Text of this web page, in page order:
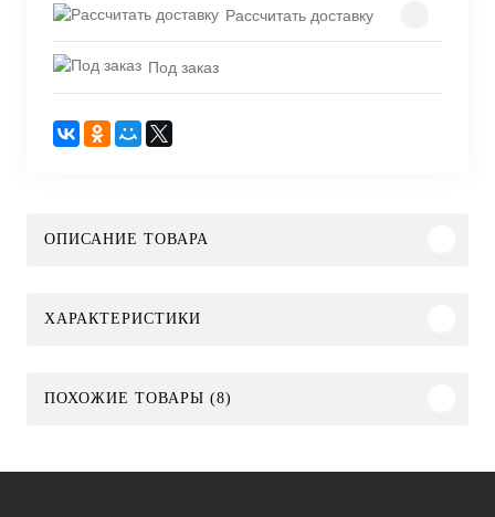
Рассчитать доставку
Под заказ
ОПИСАНИЕ ТОВАРА
ХАРАКТЕРИСТИКИ
ПОХОЖИЕ ТОВАРЫ (8)